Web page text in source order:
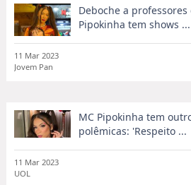
Deboche a
Pipokinha tem shows ...
11 Mar 2023
Jovem Pan
MC Pipokinha tem
polêmicas: 'Respeito ...
11 Mar 2023
UOL